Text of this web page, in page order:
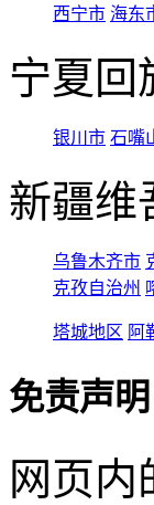
西宁市 海东
宁夏回
银川市 石嘴
新疆维
乌鲁木齐市
克孜自治州
塔城地区 阿
免责声明
网页